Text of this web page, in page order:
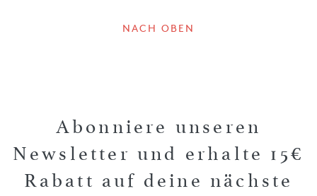
NACH OBEN
Abonniere unseren
Newsletter und erhalte 15€
Rabatt auf deine nächste